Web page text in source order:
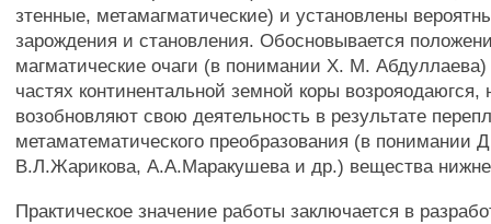
зтенные, метамагматические) и установлены
зарождения и становления. Обосновывается
магматические очаги (в понимании X. М.
частях континентальной земной коры возрояодаюгся,
возобновляют свою деятельность в результате
метаматематического преобразования (в понимании
В.Л.Жарикова, А.А.Маракушева и др.) вещества
Практическое значение работы заключается в